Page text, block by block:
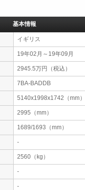
基本情報
イギリス
19年02月～19年09月
2945.5万円（税込）
7BA-BADDB
5140x1998x1742（mm）
2995（mm）
1689/1693（mm）
-
2560（kg）
-
-